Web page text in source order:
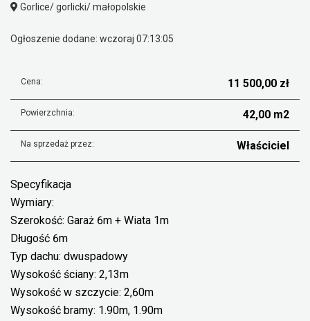
Gorlice/ gorlicki/ małopolskie
Ogłoszenie dodane: wczoraj 07:13:05
Cena: 11 500,00 zł
Powierzchnia: 42,00 m2
Na sprzedaż przez: Właściciel
Specyfikacja
Wymiary:
Szerokość: Garaż 6m + Wiata 1m
Długość 6m
Typ dachu: dwuspadowy
Wysokość ściany: 2,13m
Wysokość w szczycie: 2,60m
Wysokość bramy: 1.90m, 1.90m